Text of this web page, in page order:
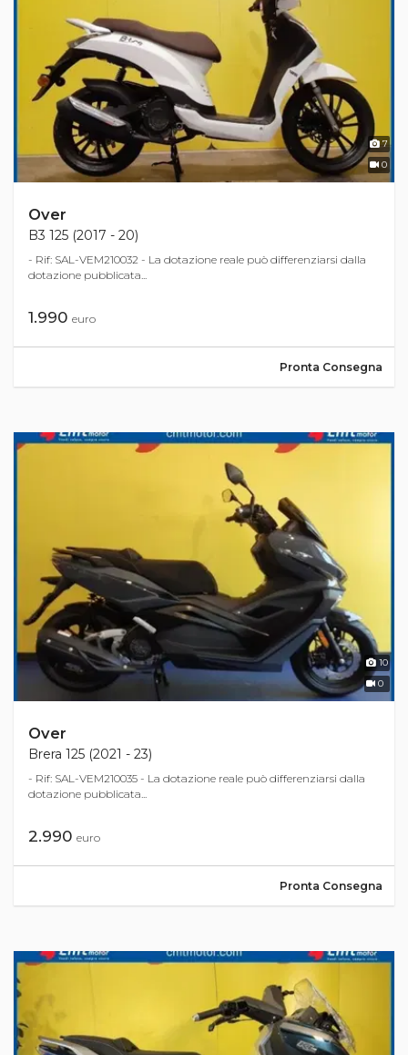
7
0
Over
B3 125 (2017 - 20)
- Rif: SAL-VEM210032 - La dotazione reale può differenziarsi dalla
dotazione pubblicata...
1.990 euro
Pronta Consegna
10
0
Over
Brera 125 (2021 - 23)
- Rif: SAL-VEM210035 - La dotazione reale può differenziarsi dalla
dotazione pubblicata...
2.990 euro
Pronta Consegna